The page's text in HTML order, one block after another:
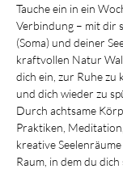
Tauche ein in ein
Verbindung – mit dir
(Soma) und deiner
kraftvollen Natur
dich ein, zur Ruhe zu
und dich wieder zu
Durch achtsame
Praktiken,
kreative
Raum, in dem du